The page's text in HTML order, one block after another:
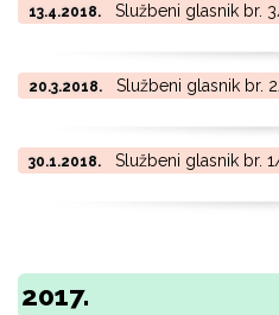
13.4.2018. Službeni glasnik br.
20.3.2018. Službeni glasnik br.
30.1.2018. Službeni glasnik br.
2017.